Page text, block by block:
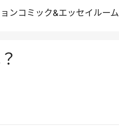
ンコミック&エッセイルーム